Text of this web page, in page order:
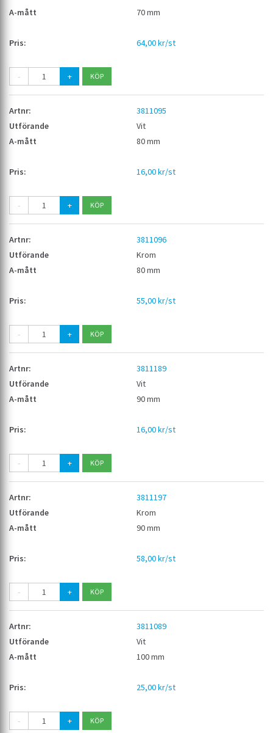
70 mm
64,00 kr/st
- +
3811095
Vit
80 mm
16,00 kr/st
- +
3811096
Krom
80 mm
55,00 kr/st
- +
3811189
Vit
90 mm
16,00 kr/st
- +
3811197
Krom
90 mm
58,00 kr/st
- +
3811089
Vit
100 mm
25,00 kr/st
- +